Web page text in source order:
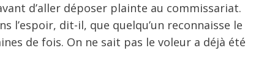
d’aller déposer plainte au commissariat.
l’espoir, dit-il, que quelqu’un reconnaisse le
de fois. On ne sait pas le voleur a déjà été